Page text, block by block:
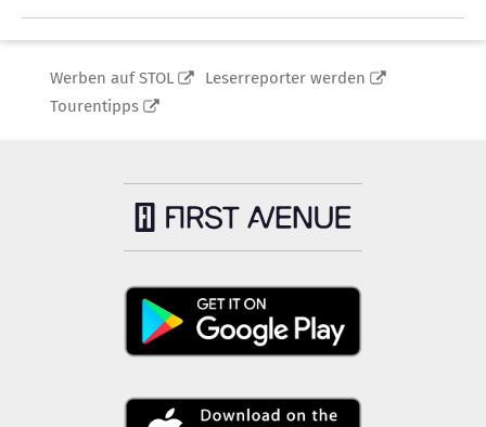
Werben auf STOL
Leserreporter werden
Tourentipps